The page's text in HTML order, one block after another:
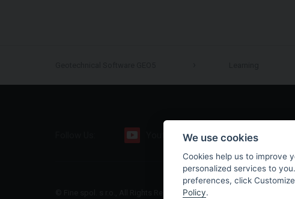
Facebook
© Fine spol. s r.o., All Rights Reserved |Sitemap
We use cookies
Cookies help us to improve
personalized services to
preferences, click
Policy.